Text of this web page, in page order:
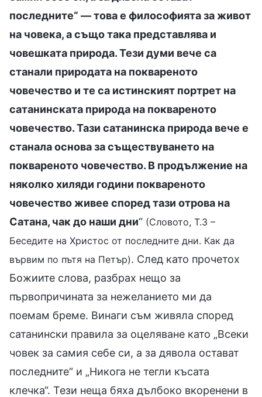
последните“ — това е философията за живот
на човека, а също така представлява и
човешката природа. Тези думи вече са
станали природата на поквареното
човечество и те са истинският портрет на
сатанинската природа на поквареното
човечество. Тази сатанинска природа вече е
станала основа за съществуването на
поквареното човечество. В продължение на
няколко хиляди години поквареното
човечество живее според тази отрова на
Сатана, чак до наши дни“ (Словото, Т.3 –
Беседите на Христос от последните дни. Как да
вървим по пътя на Петър). След като прочетох
Божиите слова, разбрах нещо за
първопричината за нежеланието ми да
поемам бреме. Винаги съм живяла според
сатанински правила за оцеляване като „Всеки
човек за самия себе си, а за дявола остават
последните“ и „Никога не тегли късата
клечка“. Тези неща бяха дълбоко вкоренени в